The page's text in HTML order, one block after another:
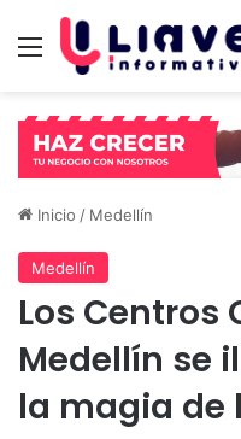
Menú
Inicio / Medellín
Medellín
Los Centros
Medellín se
la magia de